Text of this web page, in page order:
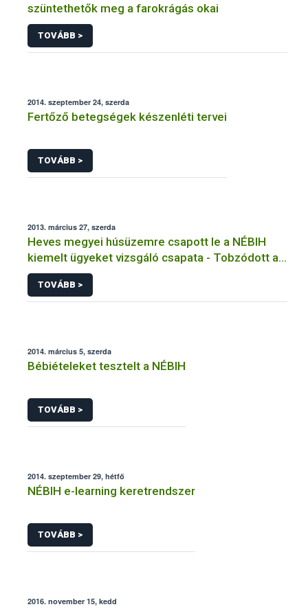
szüntethetők meg a farokrágás okai
TOVÁBB >
2014. szeptember 24, szerda
Fertőző betegségek készenléti tervei
TOVÁBB >
2013. március 27, szerda
Heves megyei húsüzemre csapott le a NÉBIH
kiemelt ügyeket vizsgáló csapata - Tobzódott a
szabálytalanságokban az alig három hónapja
újranyitott előállító hely
TOVÁBB >
2014. március 5, szerda
Bébiételeket tesztelt a NÉBIH
TOVÁBB >
2014. szeptember 29, hétfő
NÉBIH e-learning keretrendszer
TOVÁBB >
2016. november 15, kedd